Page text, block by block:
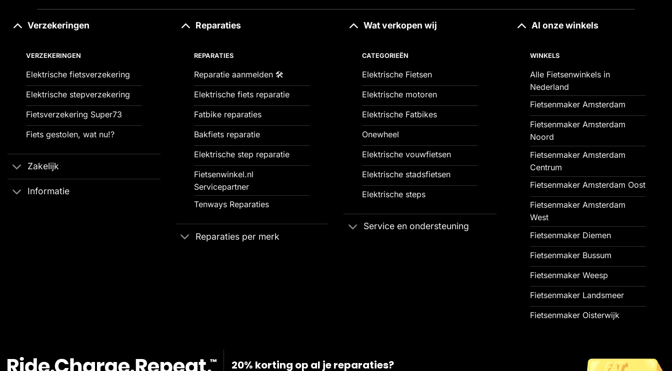
Verzekeringen
VERZEKERINGEN
Elektrische fietsverzekering
Elektrische stepverzekering
Fietsverzekering Super73
Fiets gestolen, wat nu!?
Zakelijk
Informatie
Reparaties
REPARATIES
Reparatie aanmelden 🛠️
Elektrische fiets reparatie
Fatbike reparaties
Bakfiets reparatie
Elektrische step reparatie
Fietsenwinkel.nl
Servicepartner
Tenways Reparaties
Reparaties per merk
Wat verkopen wij
CATEGORIEËN
Elektrische Fietsen
Elektrische motoren
Elektrische Fatbikes
Onewheel
Elektrische vouwfietsen
Elektrische stadsfietsen
Elektrische steps
Service en ondersteuning
Al onze winkels
WINKELS
Alle Fietsenwinkels in
Nederland
Fietsenmaker Amsterdam
Fietsenmaker Amsterdam
Noord
Fietsenmaker Amsterdam
Centrum
Fietsenmaker Amsterdam Oost
Fietsenmaker Amsterdam
West
Fietsenmaker Diemen
Fietsenmaker Bussum
Fietsenmaker Weesp
Fietsenmaker Landsmeer
Fietsenmaker Oisterwijk
20% korting op al je reparaties?